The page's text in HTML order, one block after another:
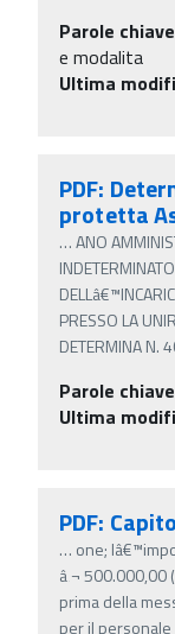
Parole chiave
e modalita
Ultima
PDF:
protetta
…ANO
PRESSO LA
DETERMINA N.
Parole chiave
Ultima
PDF:
… one;
â‚¬
prima della
per il